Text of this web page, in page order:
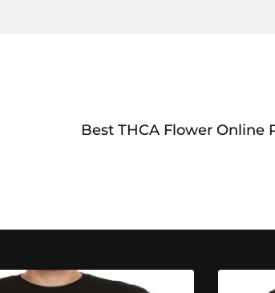
Best THCA Flower Online